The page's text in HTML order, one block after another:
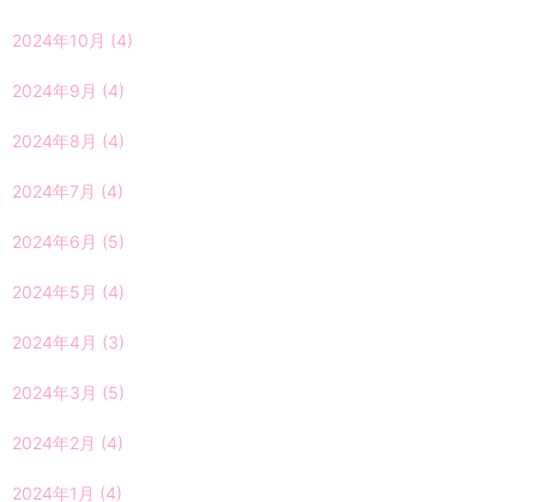
2024年10月 (4)
2024年9月 (4)
2024年8月 (4)
2024年7月 (4)
2024年6月 (5)
2024年5月 (4)
2024年4月 (3)
2024年3月 (5)
2024年2月 (4)
2024年1月 (4)